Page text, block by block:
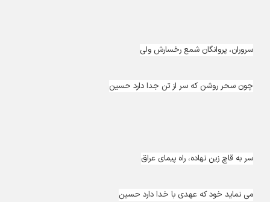
سروران، پروانگان شمع رخسارش ولی
چون سحر روشن که سر از تن جدا دارد حسین
سر به قاچ زین نهاده، راه پیمای عراق
می نماید خود که عهدی با خدا دارد حسین